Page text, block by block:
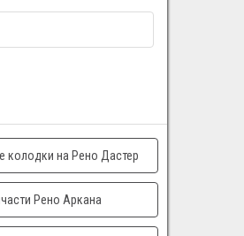
колодки на Рено Дастер
Рено Аркана